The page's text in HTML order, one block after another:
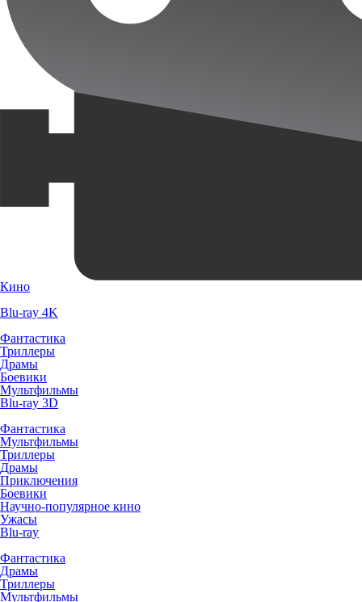
Кино
Blu-ray 4K
Фантастика
Триллеры
Драмы
Боевики
Мультфильмы
Blu-ray 3D
Фантастика
Мультфильмы
Триллеры
Драмы
Приключения
Боевики
Научно-популярное кино
Ужасы
Blu-ray
Фантастика
Драмы
Триллеры
Мультфильмы